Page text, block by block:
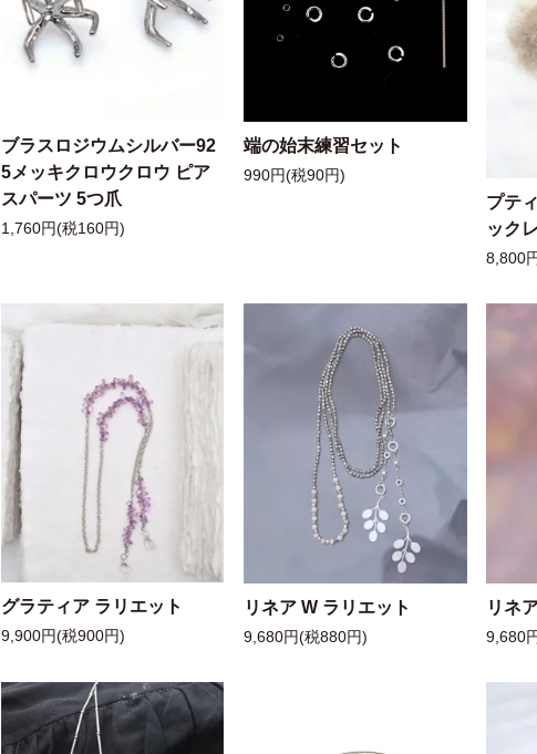
ブラスロジウムシルバー92
5メッキクロウクロウ ピア
スパーツ 5つ爪
1,760円(税160円)
端の始末練習セット
990円(税90円)
プテ
ック
8,800
グラティア ラリエット
9,900円(税900円)
リネア W ラリエット
9,680円(税880円)
リネ
9,680